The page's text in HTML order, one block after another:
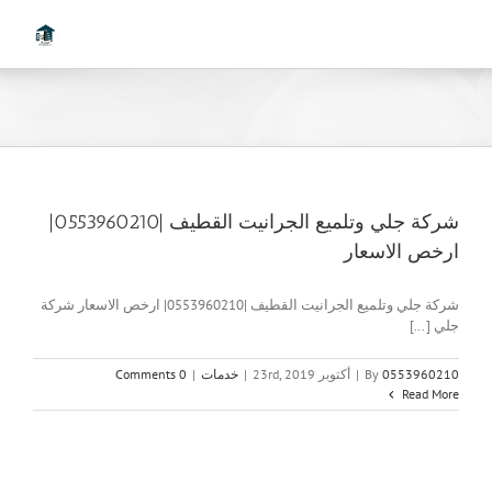
شركة جلي وتلميع الجرانيت القطيف |0553960210|
ارخص الاسعار
شركة جلي وتلميع الجرانيت القطيف |0553960210| ارخص الاسعار شركة
جلي [...]
By 0553960210
| أكتوبر 23rd, 2019 | خدمات |
0 Comments
Read More